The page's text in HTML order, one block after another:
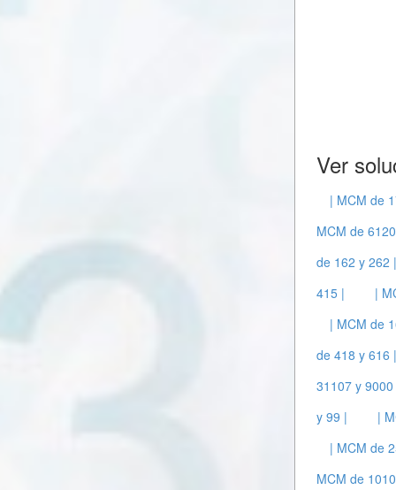
Ver
| MCM de
MCM de
de 162 y 262
415 |
|
| MCM de
de 418 y 616
31107 y
y 99 |
|
| MCM de
MCM de